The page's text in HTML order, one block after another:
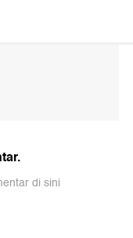
di sini